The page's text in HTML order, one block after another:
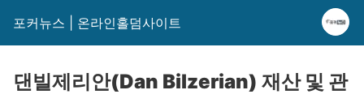
포커뉴스 | 온라인홀덤사이트
댄빌제리안(Dan Bilzerian) 재산 및 관